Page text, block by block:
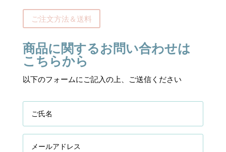
ご注文方法＆送料
商品に関するお問い合わせは
こちらから
以下のフォームにご記入の上、ご送信ください